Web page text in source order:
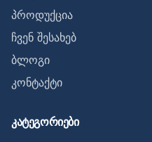
პროდუქცია
ჩვენ შესახებ
ბლოგი
კონტაქტი
კატეგორიები